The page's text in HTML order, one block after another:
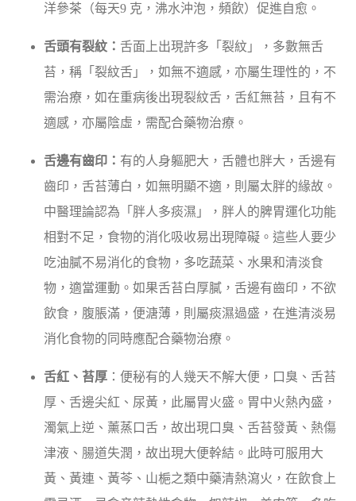
洋參茶（每天9 克，沸水沖泡，頻飲）促進自愈。
舌頭有裂紋： 舌面上出現許多「裂紋」，多數無舌
苔，稱「裂紋舌」，如無不適感，亦屬生理性的，不
需治療，如在重病後出現裂紋舌，舌紅無苔，且有不
適感，亦屬陰虛，需配合藥物治療。
舌邊有齒印： 有的人身軀肥大，舌體也胖大，舌邊有
齒印，舌苔薄白，如無明顯不適，則屬太胖的緣故。
中醫理論認為「胖人多痰濕」，胖人的脾胃運化功能
相對不足，食物的消化吸收易出現障礙。這些人要少
吃油膩不易消化的食物，多吃蔬菜、水果和清淡食
物，適當運動。如果舌苔白厚膩，舌邊有齒印，不欲
飲食，腹脹滿，便溏薄，則屬痰濕過盛，在進清淡易
消化食物的同時應配合藥物治療。
舌紅、苔厚 ：便秘有的人幾天不解大便，口臭、舌苔
厚、舌邊尖紅、尿黃，此屬胃火盛。胃中火熱內盛，
濁氣上逆、薰蒸口舌，故出現口臭、舌苔發黃、熱傷
津液、腸道失潤，故出現大便幹結。此時可服用大
黃、黃連、黃芩、山梔之類中藥清熱瀉火，在飲食上